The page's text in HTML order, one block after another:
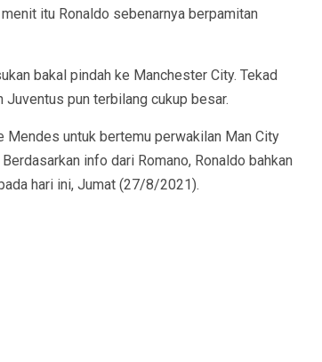
itu Ronaldo sebenarnya berpamitan
bakal pindah ke Manchester City. Tekad
Juventus pun terbilang cukup besar.
Mendes untuk bertemu perwakilan Man City
info dari Romano, Ronaldo bahkan
hari ini, Jumat (27/8/2021).